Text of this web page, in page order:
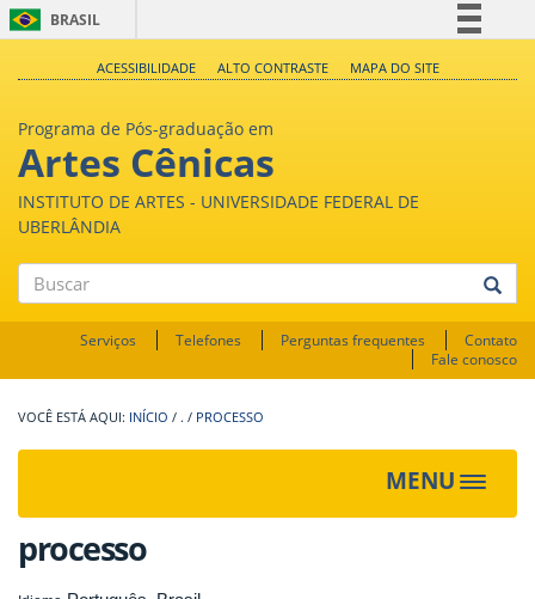
BRASIL
Legislação
ACESSIBILIDADE ALTO CONTRASTE MAPA DO SITE
Programa de Pós-graduação em
Artes Cênicas
INSTITUTO DE ARTES - UNIVERSIDADE FEDERAL DE
UBERLÂNDIA
Buscar
Serviços Telefones Perguntas frequentes
Contato
Fale conosco
INÍCIO / . / PROCESSO
MENU
Toggle
processo